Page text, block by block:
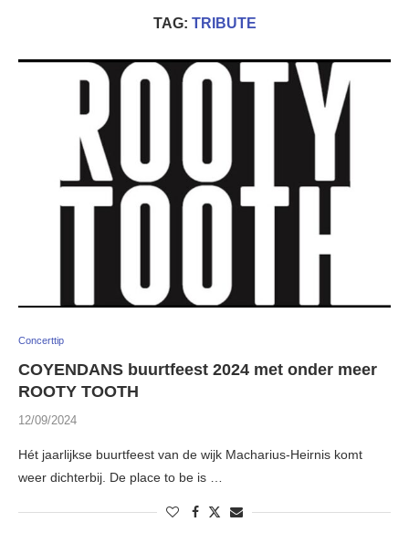
TAG: TRIBUTE
Concerttip
COYENDANS buurtfeest 2024 met onder meer
ROOTY TOOTH
12/09/2024
Hét jaarlijkse buurtfeest van de wijk Macharius-Heirnis komt
weer dichterbij. De place to be is …